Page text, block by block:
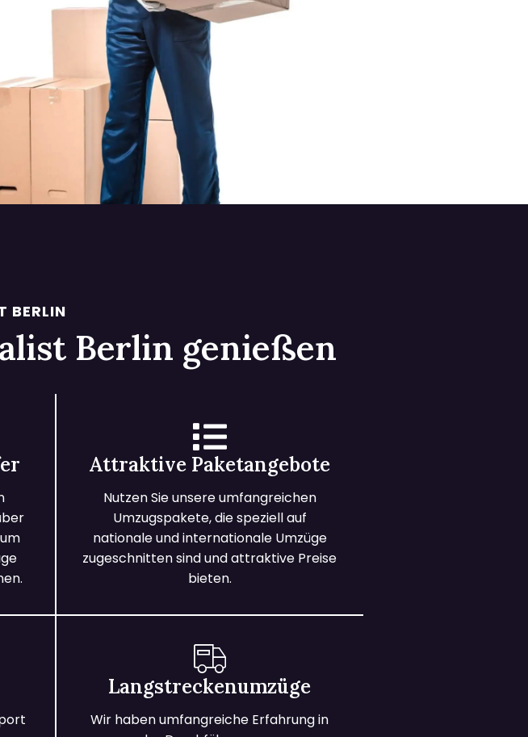
BERLIN
Berlin genießen
Attraktive Paketangebote
Nutzen Sie unsere umfangreichen
Umzugspakete, die speziell auf
nationale und internationale Umzüge
zugeschnitten sind und attraktive Preise
bieten.
Langstreckenumzüge
Wir haben umfangreiche Erfahrung in